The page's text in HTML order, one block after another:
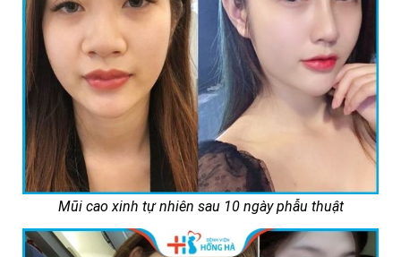
Mũi cao xinh tự nhiên sau 10 ngày phẫu thuật